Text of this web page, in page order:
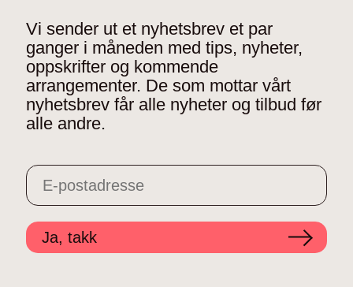
Vi sender ut et nyhetsbrev et par
ganger i måneden med tips, nyheter,
oppskrifter og kommende
arrangementer. De som mottar vårt
nyhetsbrev får alle nyheter og tilbud før
alle andre.
Ja, takk